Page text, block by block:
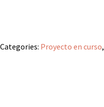
Categories: Proyecto en curso,